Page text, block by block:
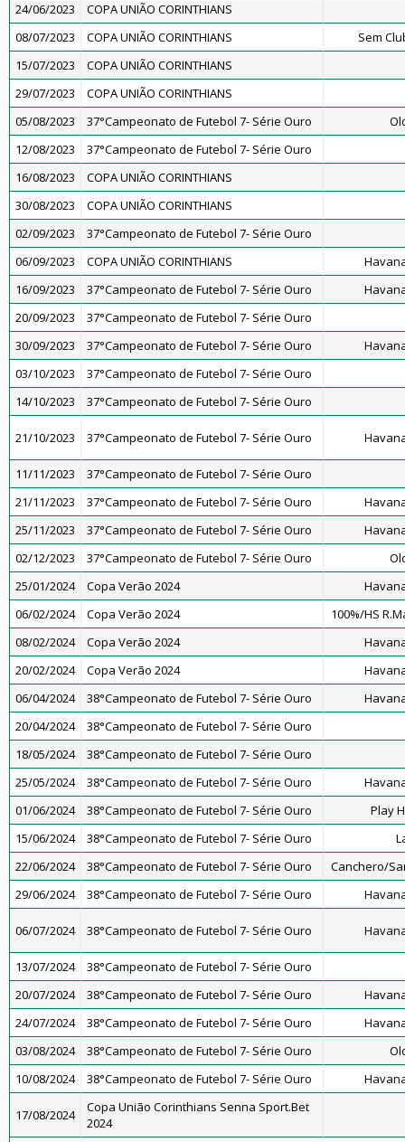
24/06/2023
COPA UNIÃO CORINTHIANS
08/07/2023
COPA UNIÃO CORINTHIANS
Sem
15/07/2023
COPA UNIÃO CORINTHIANS
29/07/2023
COPA UNIÃO CORINTHIANS
05/08/2023
37°Campeonato de Futebol 7- Série Ouro
12/08/2023
37°Campeonato de Futebol 7- Série Ouro
16/08/2023
COPA UNIÃO CORINTHIANS
30/08/2023
COPA UNIÃO CORINTHIANS
02/09/2023
37°Campeonato de Futebol 7- Série Ouro
06/09/2023
COPA UNIÃO CORINTHIANS
16/09/2023
37°Campeonato de Futebol 7- Série Ouro
20/09/2023
37°Campeonato de Futebol 7- Série Ouro
30/09/2023
37°Campeonato de Futebol 7- Série Ouro
03/10/2023
37°Campeonato de Futebol 7- Série Ouro
14/10/2023
37°Campeonato de Futebol 7- Série Ouro
21/10/2023 37°Campeonato de Futebol 7- Série Ouro
11/11/2023
37°Campeonato de Futebol 7- Série Ouro
21/11/2023
37°Campeonato de Futebol 7- Série Ouro
25/11/2023
37°Campeonato de Futebol 7- Série Ouro
02/12/2023
37°Campeonato de Futebol 7- Série Ouro
25/01/2024
Copa Verão 2024
06/02/2024
Copa Verão 2024
100%/HS
08/02/2024
Copa Verão 2024
20/02/2024
Copa Verão 2024
06/04/2024
38°Campeonato de Futebol 7- Série Ouro
20/04/2024
38°Campeonato de Futebol 7- Série Ouro
18/05/2024
38°Campeonato de Futebol 7- Série Ouro
25/05/2024
38°Campeonato de Futebol 7- Série Ouro
01/06/2024
38°Campeonato de Futebol 7- Série Ouro
Play
15/06/2024
38°Campeonato de Futebol 7- Série Ouro
22/06/2024
38°Campeonato de Futebol 7- Série Ouro
Canchero/
29/06/2024
38°Campeonato de Futebol 7- Série Ouro
06/07/2024 38°Campeonato de Futebol 7- Série Ouro
13/07/2024
38°Campeonato de Futebol 7- Série Ouro
20/07/2024
38°Campeonato de Futebol 7- Série Ouro
24/07/2024
38°Campeonato de Futebol 7- Série Ouro
03/08/2024
38°Campeonato de Futebol 7- Série Ouro
10/08/2024
38°Campeonato de Futebol 7- Série Ouro
17/08/2024
Copa União Corinthians Senna Sport.Bet
2024